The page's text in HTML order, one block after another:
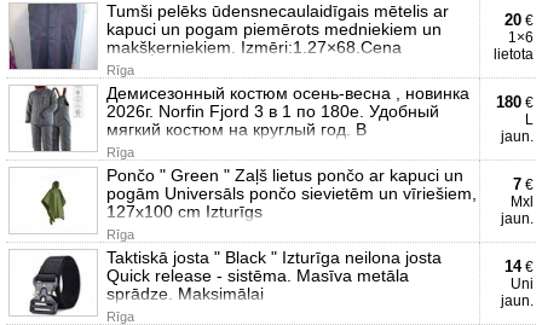
Tumši pelēks ūdensnecaulaidīgais mētelis ar
kapuci un pogam piemērots medniekiem un
makšķerniekiem. Izmēri:1.27×68.Cena
Rīga
20 €
1×6
lietota
Демисезонный костюм осень-весна , новинка
2026г. Norfin Fjord 3 в 1 по 180е. Удобный
мягкий костюм на круглый год. В
Rīga
180 €
L
jaun.
Pončo " Green " Zaļš lietus pončo ar kapuci un
pogām Universāls pončo sievietēm un vīriešiem,
127x100 cm Izturīgs
Rīga
7 €
Mxl
jaun.
Taktiskā josta " Black " Izturīga neilona josta
Quick release - sistēma. Masīva metāla
sprādze. Maksimālai
Rīga
14€
Uni
jaun.